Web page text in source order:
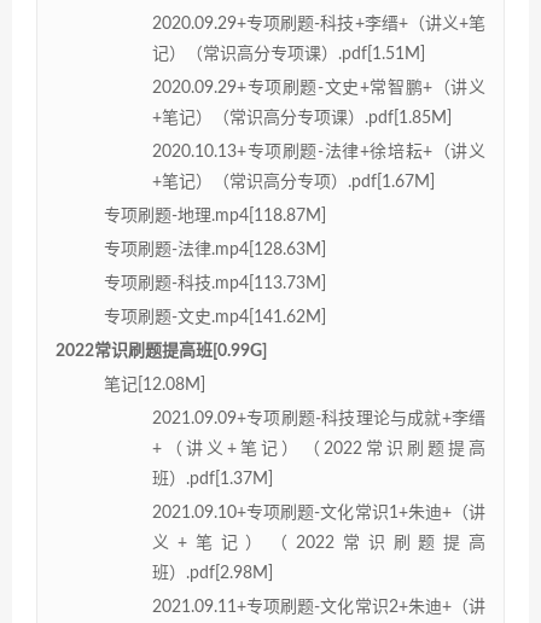
2020.09.29+专项刷题-科技+李缙+（讲义+笔
记）（常识高分专项课）.pdf[1.51M]
2020.09.29+专项刷题-文史+常智鹏+（讲义
+笔记）（常识高分专项课）.pdf[1.85M]
2020.10.13+专项刷题-法律+徐培耘+（讲义
+笔记）（常识高分专项）.pdf[1.67M]
专项刷题-地理.mp4[118.87M]
专项刷题-法律.mp4[128.63M]
专项刷题-科技.mp4[113.73M]
专项刷题-文史.mp4[141.62M]
2022常识刷题提高班[0.99G]
笔记[12.08M]
2021.09.09+专项刷题-科技理论与成就+李缙
+（讲义+笔记）（2022常识刷题提高
班）.pdf[1.37M]
2021.09.10+专项刷题-文化常识1+朱迪+（讲
义+笔记）（2022常识刷题提高
班）.pdf[2.98M]
2021.09.11+专项刷题-文化常识2+朱迪+（讲